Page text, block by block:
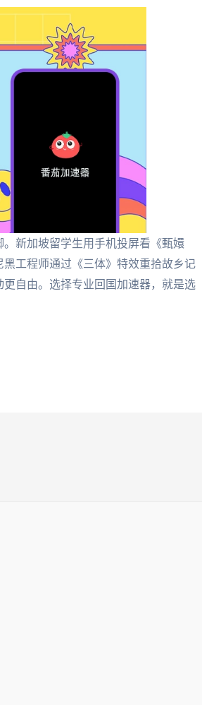
新加坡留学生用手机投屏看《甄嬛
工程师通过《三体》特效重拾故乡记
自由。选择专业回国加速器，就是选